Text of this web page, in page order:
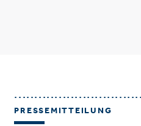
PRESSEMITTEILUNG